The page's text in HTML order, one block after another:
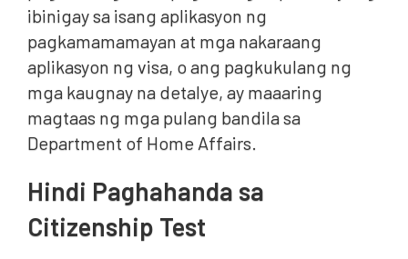
ibinigay sa isang aplikasyon ng
pagkamamamayan at mga nakaraang
aplikasyon ng visa, o ang pagkukulang ng
mga kaugnay na detalye, ay maaaring
magtaas ng mga pulang bandila sa
Department of Home Affairs.
Hindi Paghahanda sa
Citizenship Test